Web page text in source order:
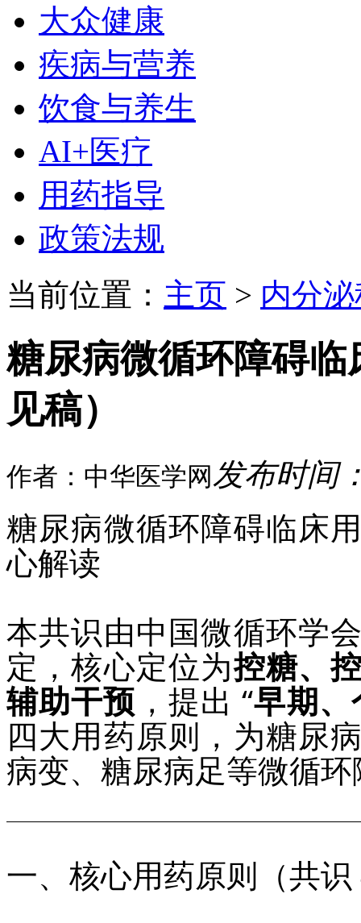
大众健康
疾病与营养
饮食与养生
AI+医疗
用药指导
政策法规
当前位置： 主页 > 内分
糖尿病微循环障碍
见稿）
作者：中华医学网发布时间
糖尿病微循环障碍临床
心解读
本共识由中国微循环学
定，核心定位为控糖、
辅助干预 ，提出 “早期
四大用药原则，为糖尿
病变、糖尿病足等微循
一、核心用药原则（共